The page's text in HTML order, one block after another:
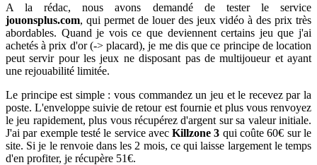
A la rédac, nous avons demandé de tester le service
jouonsplus.com, qui permet de louer des jeux vidéo à des prix très
abordables. Quand je vois ce que deviennent certains jeu que j'ai
achetés à prix d'or (-> placard), je me dis que ce principe de location
peut servir pour les jeux ne disposant pas de multijoueur et ayant
une rejouabilité limitée.
Le principe est simple : vous commandez un jeu et le recevez par la
poste. L'enveloppe suivie de retour est fournie et plus vous renvoyez
le jeu rapidement, plus vous récupérez d'argent sur sa valeur initiale.
J'ai par exemple testé le service avecKillzone 3 qui coûte 60€ sur le
site. Si je le renvoie dans les 2 mois, ce qui laisse largement le temps
d'en profiter, je récupère 51€.